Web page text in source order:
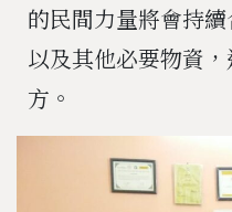
的民間力量將會持
以及其他必要物資
方。